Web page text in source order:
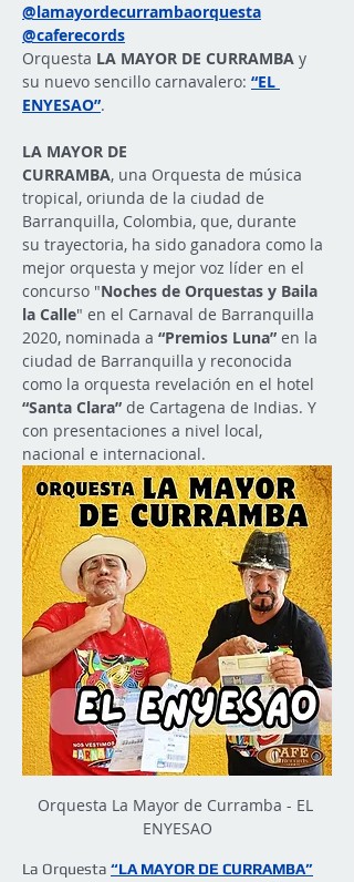
@lamayordecurrambaorquesta
@caferecords
Orquesta LA MAYOR DE CURRAMBA y
su nuevo sencillo carnavalero: “EL
ENYESAO”.
LA MAYOR DE
CURRAMBA, una Orquesta de música
tropical, oriunda de la ciudad de
Barranquilla, Colombia, que, durante
su trayectoria, ha sido ganadora como la
mejor orquesta y mejor voz líder en el
concurso "Noches de Orquestas y Baila
la Calle" en el Carnaval de Barranquilla
2020, nominada a “Premios Luna” en la
ciudad de Barranquilla y reconocida
como la orquesta revelación en el hotel
“Santa Clara” de Cartagena de Indias. Y
con presentaciones a nivel local,
nacional e internacional.
Orquesta La Mayor de Curramba - EL
ENYESAO
La Orquesta “LA MAYOR DE CURRAMBA”